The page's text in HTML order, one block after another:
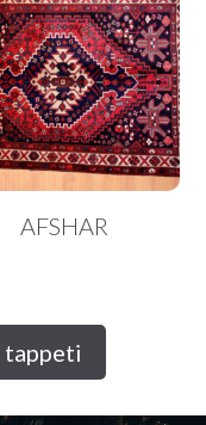
AFSHAR